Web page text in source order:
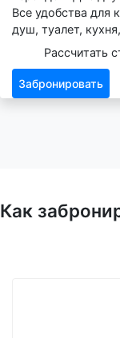
Все удобства для
душ, туалет,
Рассчитать
Забронировать
Как